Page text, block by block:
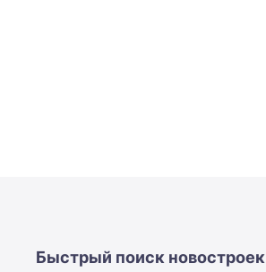
Быстрый поиск новостроек